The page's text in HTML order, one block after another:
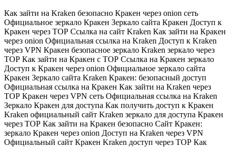
Как зайти на Kraken безопасно Кракен через onion сеть
Официальное зеркало Кракен Зеркало сайта Кракен Доступ к
Кракен через ТОР Ссылка на сайт Kraken Как зайти на Кракен
через onion Официальная ссылка на Kraken Доступ к Kraken
через VPN Кракен безопасное зеркало Kraken зеркало через
ТОР Как зайти на Кракен с ТОР Ссылка на Кракен зеркало
Доступ к Кракен через onion Официальное зеркало сайта
Кракен Зеркало сайта Kraken Кракен: безопасный доступ
Официальная ссылка на Кракен Как зайти на Kraken через
ТОР Кракен через VPN сеть Официальная ссылка на Kraken
Зеркало Кракен для доступа Как получить доступ к Кракен
Kraken официальный сайт Kraken зеркало для доступа Кракен
через ТОР Как зайти на Кракен безопасно Сайт Кракен:
зеркало Кракен через onion Доступ на Kraken через VPN
Официальный сайт Кракен Kraken доступ через ТОР Как